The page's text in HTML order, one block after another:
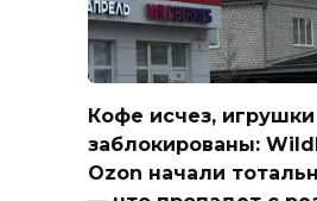
Кофе исчез, игрушки
заблокированы:
Ozon начали